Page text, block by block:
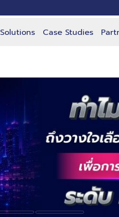
Solutions Case Studies